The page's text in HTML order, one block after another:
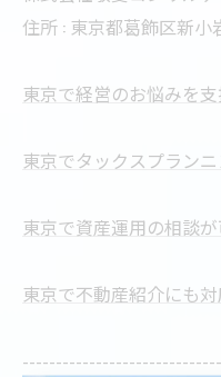
住所 : 東京都葛飾区新小
東京で経営のお悩みを
東京でタックスプラン
東京で資産運用の相談
東京で不動産紹介にも